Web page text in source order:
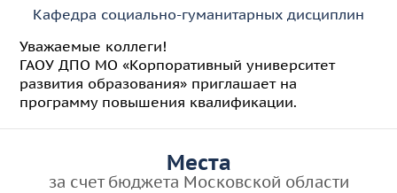
Кафедра социально-гуманитарных дисциплин
Уважаемые коллеги!
ГАОУ ДПО МО «Корпоративный университет
развития образования» приглашает на
программу повышения квалификации.
Места
за счет бюджета Московской области